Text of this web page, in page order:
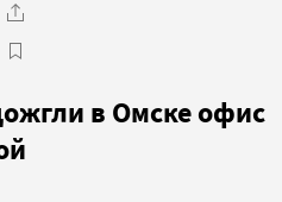
в Омске офис